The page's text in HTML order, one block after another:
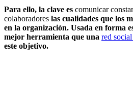
Para ello, la clave es comunicar
colaboradores las cualidades que los
en la organización. Usada en forma
mejor herramienta que una red
este objetivo.